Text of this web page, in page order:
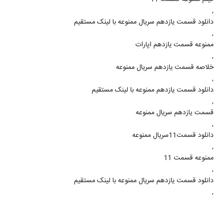
,
دانلود قسمت یازدهم سریال ممنوعه با لینک مستقیم
,
ممنوعه قسمت یازدهم اپارات
,
خلاصه قسمت یازدهم سریال ممنوعه
,
دانلود قسمت یازدهم ممنوعه با لینک مستقیم
,
قسمت یازدهم سریال ممنوعه
,
دانلود قسمت11سریال ممنوعه
,
ممنوعه قسمت 11
,
دانلود قسمت یازدهم سریال ممنوعه با لینک مستقیم
,